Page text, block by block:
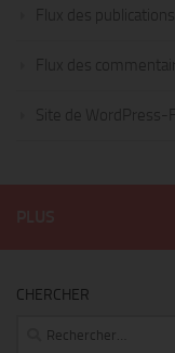
Flux des publications
Flux des
Site de WordPress-
CHERCHER
Rechercher :